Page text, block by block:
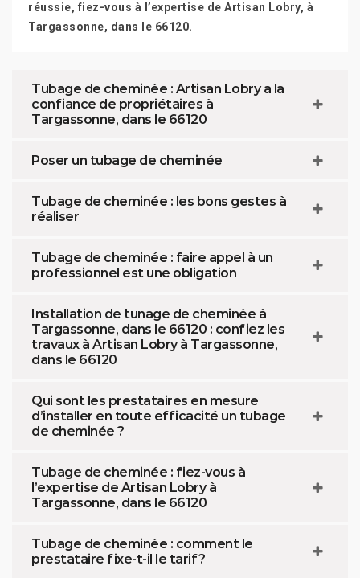
réussie, fiez-vous à l’expertise de Artisan Lobry, à
Targassonne, dans le 66120.
Tubage de cheminée : Artisan Lobry a la
confiance de propriétaires à
Targassonne, dans le 66120
Poser un tubage de cheminée
Tubage de cheminée : les bons gestes à
réaliser
Tubage de cheminée : faire appel à un
professionnel est une obligation
Installation de tunage de cheminée à
Targassonne, dans le 66120 : confiez les
travaux à Artisan Lobry à Targassonne,
dans le 66120
Qui sont les prestataires en mesure
d’installer en toute efficacité un tubage
de cheminée ?
Tubage de cheminée : fiez-vous à
l’expertise de Artisan Lobry à
Targassonne, dans le 66120
Tubage de cheminée : comment le
prestataire fixe-t-il le tarif ?